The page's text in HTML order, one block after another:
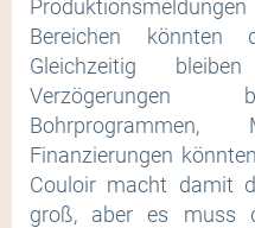
Bereichen könnten
Gleichzeitig
Verzögerungen
Bohrprogrammen,
Finanzierungen
Couloir macht damit
groß, aber es muss